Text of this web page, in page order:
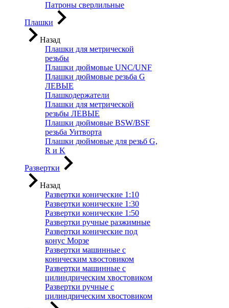
Патроны сверлильные
Плашки
Назад
Плашки для метрической
резьбы
Плашки дюймовые UNC/UNF
Плашки дюймовые резьба G
ЛЕВЫЕ
Плашкодержатели
Плашки для метрической
резьбы ЛЕВЫЕ
Плашки дюймовые BSW/BSF
резьба Уитворта
Плашки дюймовые для резьб G,
R и K
Развертки
Назад
Развертки конические 1:10
Развертки конические 1:30
Развертки конические 1:50
Развертки ручные разжимные
Развертки конические под
конус Морзе
Развертки машинные с
коническим хвостовиком
Развертки машинные с
цилиндрическим хвостовиком
Развертки ручные с
цилиндрическим хвостовиком